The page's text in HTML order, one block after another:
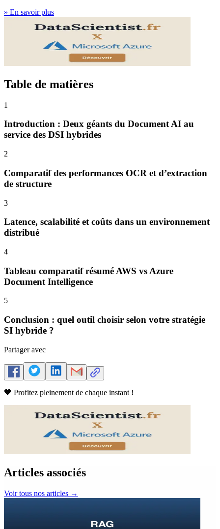
» En savoir plus
Table de matières
1
Introduction : Deux géants du Document AI au
service des DSI hybrides
2
Comparatif des performances OCR et d’extraction
de structure
3
Latence, scalabilité et coûts dans un environnement
distribué
4
Tableau comparatif résumé AWS vs Azure
Document Intelligence
5
Conclusion : quel outil choisir selon votre stratégie
SI hybride ?
Partager avec
💙 Profitez pleinement de chaque instant !
Articles associés
Voir tous nos articles →